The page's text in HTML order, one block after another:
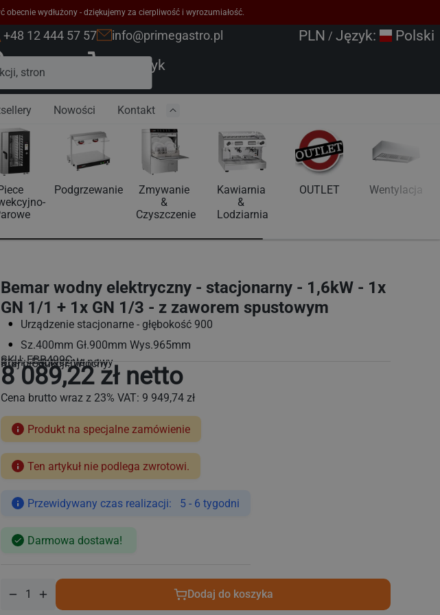
wydłużony - dziękujemy za cierpliwość i wyrozumiałość.
+48 12 444 57 57 info@primegastro.pl PLN / Język:
Polski
Zaloguj się
Koszyk
Piece
Podgrzewanie
Zmywanie
&
Czyszczenie
Kawiarnia
&
Lodziarnia
OUTLET Wentylacja
Nowości Kontakt
Bemar wodny elektryczny - stacjonarny - 1,6kW - 1x
GN 1/1 + 1x GN 1/3 - z zaworem spustowym
Urządzenie stacjonarne - głębokość 900
Sz.400mm Gł.900mm Wys.965mm
SKU:EBB499C
Stan: Fabrycznie nowy
Kraj produkcji: Włochy
Cena
regularna
8 089,22 zł netto
Cena brutto wraz z 23% VAT: 9 949,74 zł
Produkt na specjalne zamówienie
Ten artykuł nie podlega zwrotowi.
Przewidywany czas realizacji: 5 - 6 tygodni
Darmowa dostawa!
ZmniejszZwiększ
Dodaj do koszyka